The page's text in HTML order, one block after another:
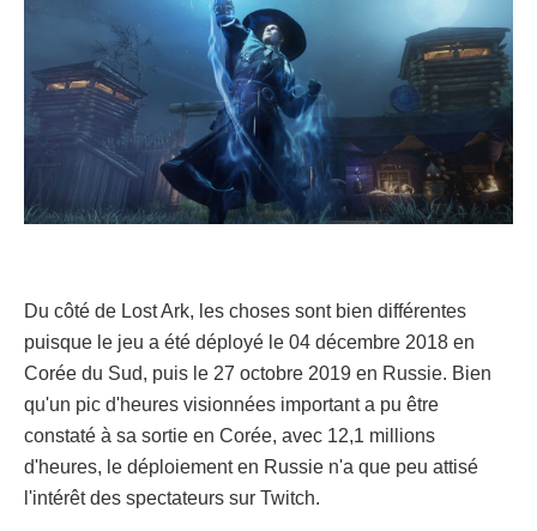
Du côté de Lost Ark, les choses sont bien différentes
puisque le jeu a été déployé le 04 décembre 2018 en
Corée du Sud, puis le 27 octobre 2019 en Russie. Bien
qu'un pic d'heures visionnées important a pu être
constaté à sa sortie en Corée, avec 12,1 millions
d'heures, le déploiement en Russie n'a que peu attisé
l'intérêt des spectateurs sur Twitch.